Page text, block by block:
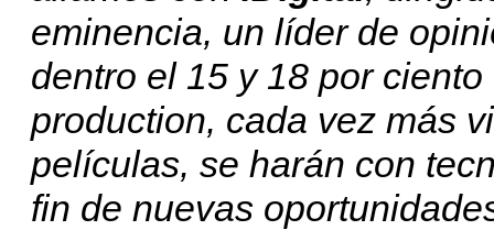
eminencia, un líder de
dentro el 15 y 18 por
production, cada vez más
películas, se harán con
fin de nuevas